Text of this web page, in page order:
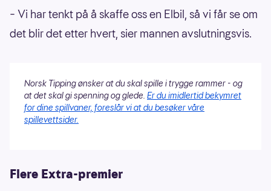
– Vi har tenkt på å skaffe oss en Elbil, så vi får se om
det blir det etter hvert, sier mannen avslutningsvis.
Norsk Tipping ønsker at du skal spille i trygge rammer - og
at det skal gi spenning og glede. Er du imidlertid bekymret
for dine spillvaner, foreslår vi at du besøker våre
spillevettsider.
Flere Extra-premier